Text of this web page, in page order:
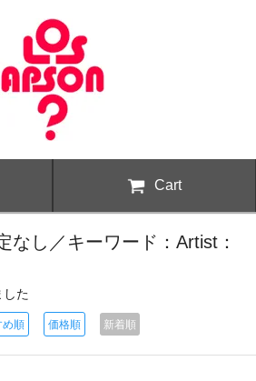
Cart
なし／キーワード：Artist：
した
め順 価格順 新着順